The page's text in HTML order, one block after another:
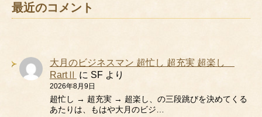
最近のコメント
大月のビジネスマン 超忙し 超充実 超楽し
RartⅡ に SF より
2026年8月9日
超忙し → 超充実 → 超楽し、の三段跳びを決めてくる
あたりは、もはや大月のビジ…